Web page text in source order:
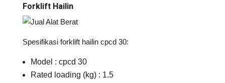
Forklift Hailin
Spesifikasi forklift hailin cpcd 30:
Model : cpcd 30
Rated loading (kg) : 1.5